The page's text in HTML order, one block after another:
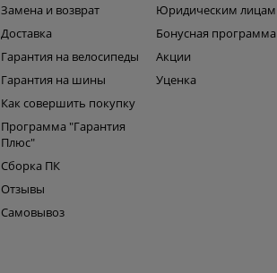
Замена и возврат
Доставка
Гарантия на велосипеды
Гарантия на шины
Как совершить покупку
Программа "Гарантия
Плюс"
Сборка ПК
Отзывы
Самовывоз
Юридическим лицам
Бонусная программа
Акции
Уценка